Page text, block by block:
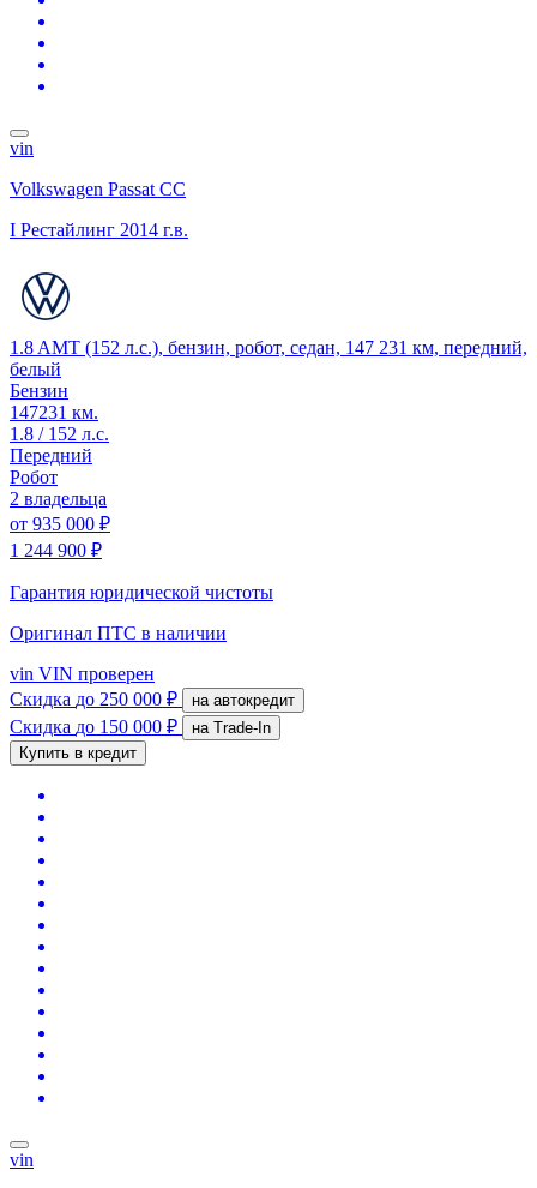
vin
Volkswagen Passat CC
I Рестайлинг 2014 г.в.
1.8 AMT (152 л.с.), бензин, робот, седан, 147 231 км, передний,
белый
Бензин
147231 км.
1.8 / 152 л.с.
Передний
Робот
2 владельца
от 935 000 ₽
1 244 900 ₽
Гарантия юридической чистоты
Оригинал ПТС в наличии
vin VIN проверен
Скидка до 250 000 ₽ на автокредит
Скидка до 150 000 ₽
на Trade-In
Купить в кредит
vin